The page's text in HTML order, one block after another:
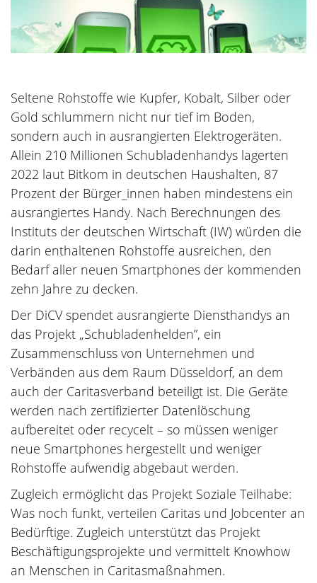
Seltene Rohstoffe wie Kupfer, Kobalt, Silber oder
Gold schlummern nicht nur tief im Boden,
sondern auch in ausrangierten Elektrogeräten.
Allein 210 Millionen Schubladenhandys lagerten
2022 laut Bitkom in deutschen Haushalten, 87
Prozent der Bürger_innen haben mindestens ein
ausrangiertes Handy. Nach Berechnungen des
Instituts der deutschen Wirtschaft (IW) würden die
darin enthaltenen Rohstoffe ausreichen, den
Bedarf aller neuen Smartphones der kommenden
zehn Jahre zu decken.
Der DiCV spendet ausrangierte Diensthandys an
das Projekt „Schubladenhelden”, ein
Zusammenschluss von Unternehmen und
Verbänden aus dem Raum Düsseldorf, an dem
auch der Caritasverband beteiligt ist. Die Geräte
werden nach zertifizierter Datenlöschung
aufbereitet oder recycelt – so müssen weniger
neue Smartphones hergestellt und weniger
Rohstoffe aufwendig abgebaut werden.
Zugleich ermöglicht das Projekt Soziale Teilhabe:
Was noch funkt, verteilen Caritas und Jobcenter an
Bedürftige. Zugleich unterstützt das Projekt
Beschäftigungsprojekte und vermittelt Knowhow
an Menschen in Caritasmaßnahmen.